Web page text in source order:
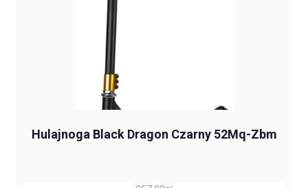
Hulajnoga Black Dragon Czarny 52Mq-Zbm